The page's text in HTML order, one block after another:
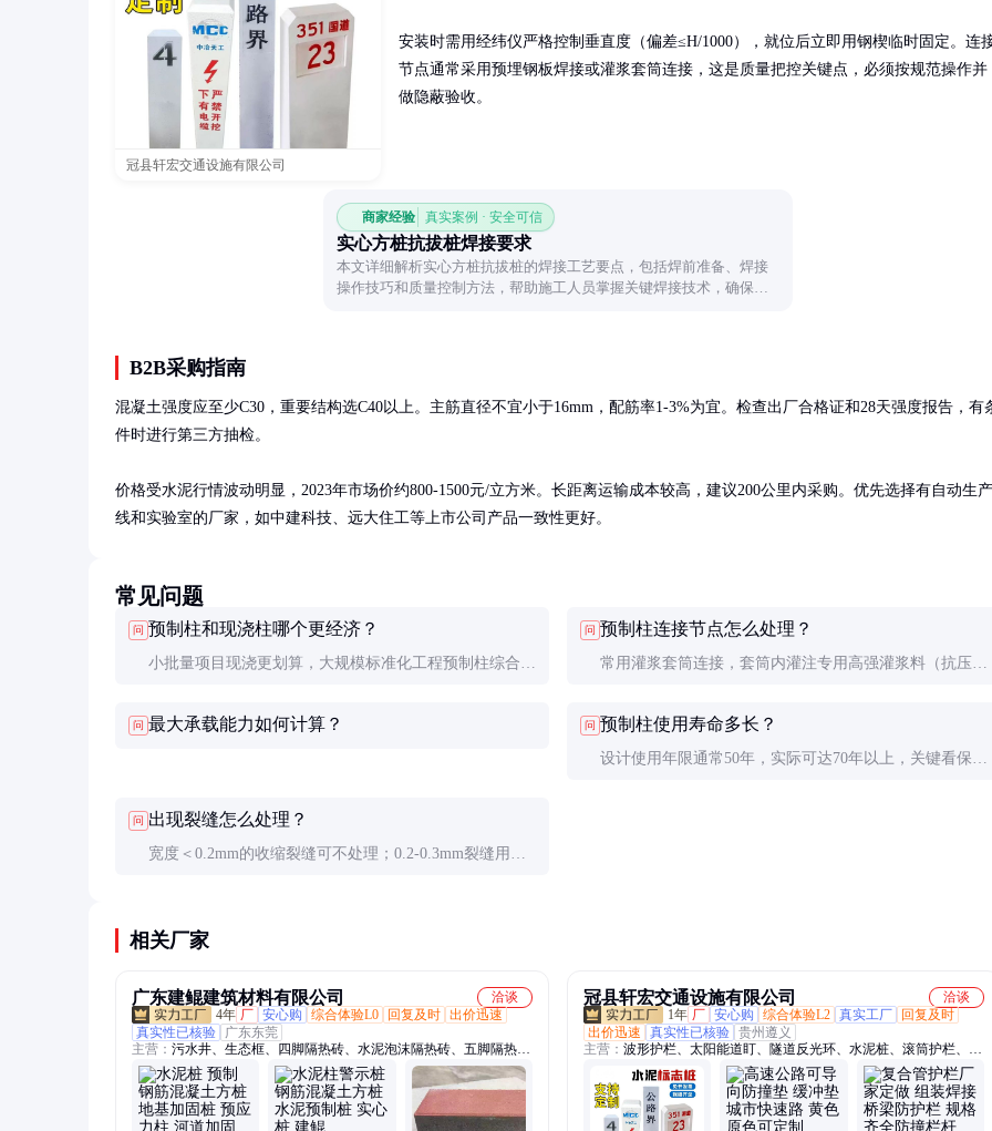
冠县轩宏交通设施有限公司
安装时需用经纬仪严格控制垂直度（偏差≤H/1000），就位后立即用钢楔临时固定。连
节点通常采用预埋钢板焊接或灌浆套筒连接，这是质量把控关键点，必须按规范操作并
做隐蔽验收。
商家经验 真实案例 · 安全可信
实心方桩抗拔桩焊接要求
本文详细解析实心方桩抗拔桩的焊接工艺要点，包括焊前准备、焊接
操作技巧和质量控制方法，帮助施工人员掌握关键焊接技术，确保工
B2B采购指南
混凝土强度应至少C30，重要结构选C40以上。主筋直径不宜小于16mm，配筋率1-3%为宜。检查出厂合格证和28天强度报告，有
件时进行第三方抽检。
价格受水泥行情波动明显，2023年市场价约800-1500元/立方米。长距离运输成本较高，建议200公里内采购。优先选择有自动生产
线和实验室的厂家，如中建科技、远大住工等上市公司产品一致性更好。
常见问题
问 预制柱和现浇柱哪个更经济？
小批量项目现浇更划算，大规模标准化工程预制柱综合成
问 预制柱连接节点怎么处理？
常用灌浆套筒连接，套筒内灌注专用高强灌浆料（抗压强
问 最大承载能力如何计算？ 问 预制柱使用寿命多长？
设计使用年限通常50年，实际可达70年以上，关键看保护
问 出现裂缝怎么处理？
宽度＜0.2mm的收缩裂缝可不处理；0.2-0.3mm裂缝用环
相关厂家
广东建鲲建筑材料有限公司
洽谈
4年 厂 安心购 综合体验L0 回复及时 出价迅速
真实性已核验
广东东莞
主营： 污水井、生态框、四脚隔热砖、水泥泡沫隔热砖、五脚隔热
砖、方形检查井、楼顶隔热砖、非开挖顶管、阳台隔热板、混凝土检
查井、透水砖、植草砖、电力盖板、仿木栏杆
冠县轩宏交通设施有限公司
洽谈
1年 厂 安心购 综合体验L2 真实工厂
回复及时
出价迅速
真实性已核验 贵州遵义
主营： 波形护栏、太阳能道盯、隧道反光环、水泥桩、滚筒护栏、反
光膜、玻璃钢柱帽、轮廓标、光伏螺栓、钢管警示桩、桥梁护栏、防
眩板、防撞垫、伸缩护栏